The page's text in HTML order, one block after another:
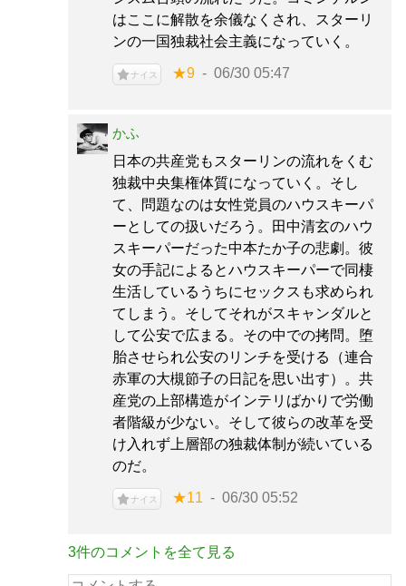
はここに解散を余儀なくされ、スターリ
ンの一国独裁社会主義になっていく。
ナイス ★9 06/30 05:47
かふ
日本の共産党もスターリンの流れをくむ
独裁中央集権体質になっていく。そし
て、問題なのは女性党員のハウスキーパ
ーとしての扱いだろう。田中清玄のハウ
スキーパーだった中本たか子の悲劇。彼
女の手記によるとハウスキーパーで同棲
生活しているうちにセックスも求められ
てしまう。そしてそれがスキャンダルと
して公安で広まる。その中での拷問。堕
胎させられ公安のリンチを受ける（連合
赤軍の大槻節子の日記を思い出す）。共
産党の上部構造がインテリばかりで労働
者階級が少ない。そして彼らの改革を受
け入れず上層部の独裁体制が続いている
のだ。
ナイス ★11 06/30 05:52
3件のコメントを全て見る